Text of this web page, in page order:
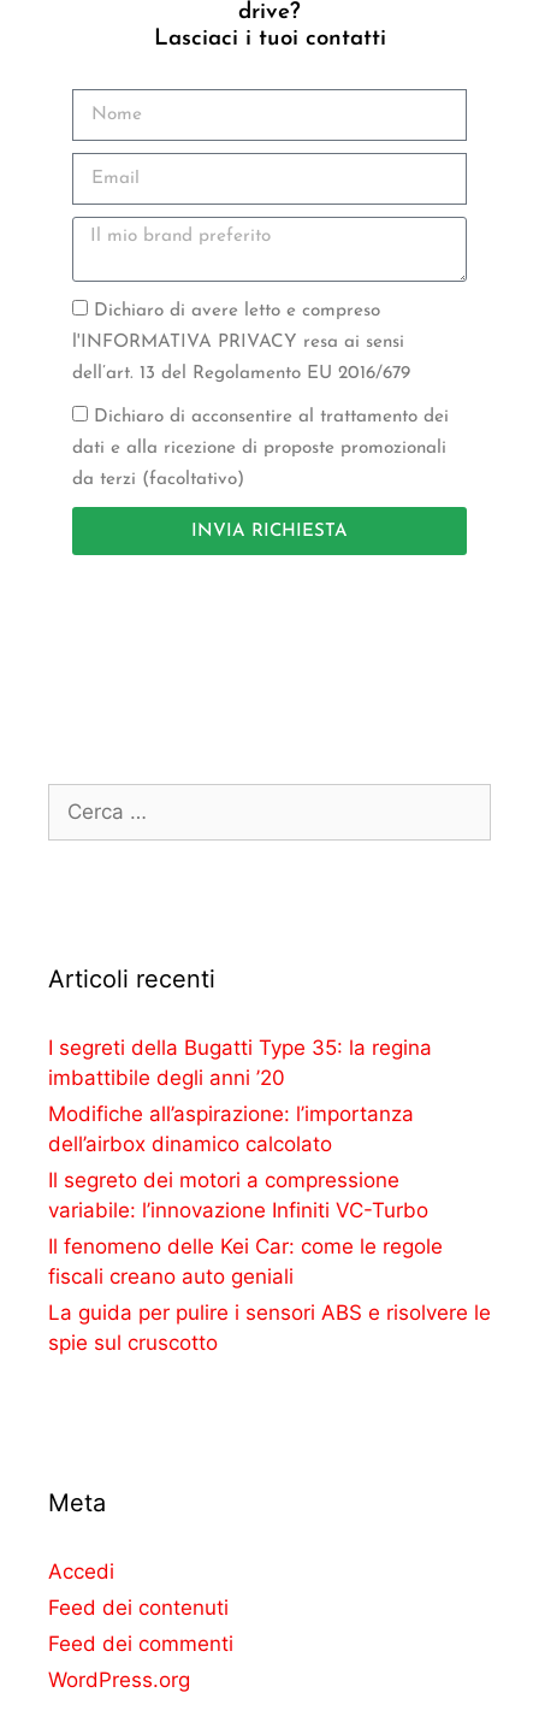
drive?
Lasciaci i tuoi contatti
Dichiaro di avere letto e compreso
l'INFORMATIVA PRIVACY resa ai sensi
dell’art. 13 del Regolamento EU 2016/679
Dichiaro di acconsentire al trattamento dei
dati e alla ricezione di proposte promozionali
da terzi (facoltativo)
INVIA RICHIESTA
Articoli recenti
I segreti della Bugatti Type 35: la regina
imbattibile degli anni ’20
Modifiche all’aspirazione: l’importanza
dell’airbox dinamico calcolato
Il segreto dei motori a compressione
variabile: l’innovazione Infiniti VC-Turbo
Il fenomeno delle Kei Car: come le regole
fiscali creano auto geniali
La guida per pulire i sensori ABS e risolvere le
spie sul cruscotto
Meta
Accedi
Feed dei contenuti
Feed dei commenti
WordPress.org